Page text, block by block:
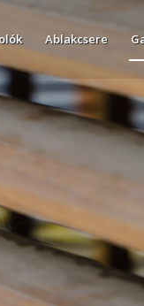
Ablakcsere